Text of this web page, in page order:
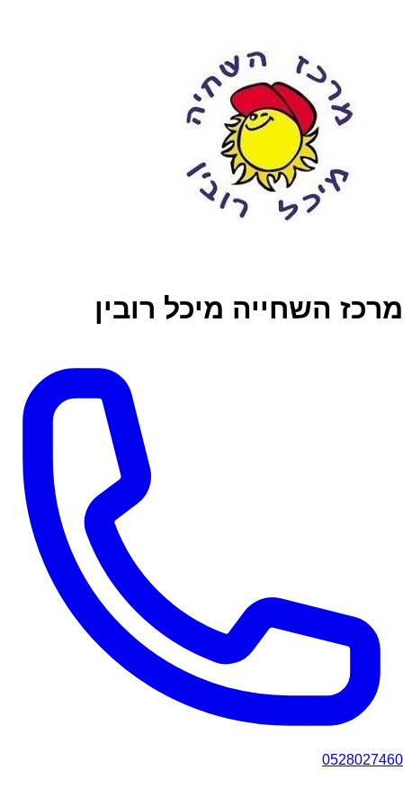
מרכז השחייה מיכל רובין
0528027460